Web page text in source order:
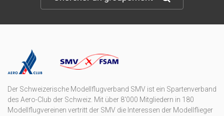
Der Schweizerische Modellflugverband SMV ist ein Spartenverband
des Aero-Club der Schweiz. Mit über 8'000 Mitgliedern in 180
Modellflugvereinen vertritt der SMV die Interessen der Modellflieger